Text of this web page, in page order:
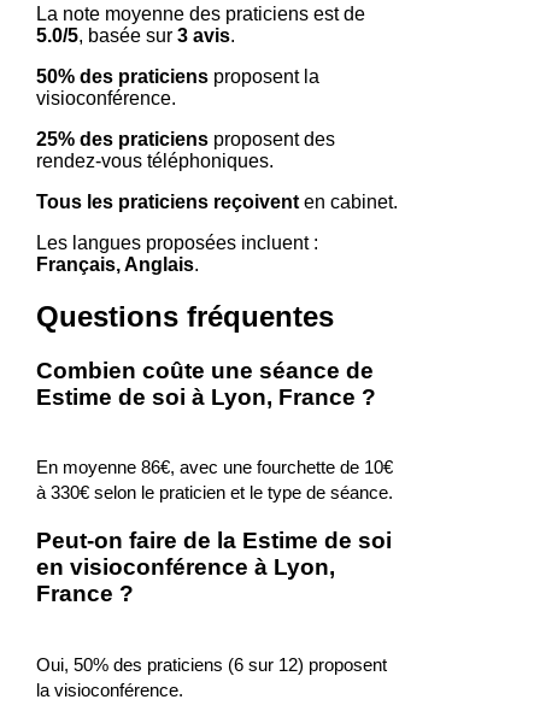
La note moyenne des praticiens est de
5.0/5, basée sur 3 avis.
50% des praticiensproposent la
visioconférence.
25% des praticiensproposent des
rendez-vous téléphoniques.
Tous les praticiens reçoiventen cabinet.
Les langues proposées incluent :
Français, Anglais.
Questions fréquentes
Combien coûte une séance de
Estime de soi à Lyon, France ?
En moyenne 86€, avec une fourchette de 10€
à 330€ selon le praticien et le type de séance.
Peut-on faire de la Estime de soi
en visioconférence à Lyon,
France ?
Oui, 50% des praticiens (6 sur 12) proposent
la visioconférence.